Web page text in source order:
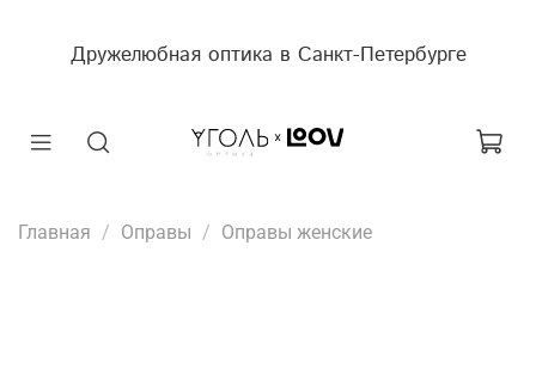
Дружелюбная оптика в Санкт-Петербурге
Главная Оправы Оправы женские